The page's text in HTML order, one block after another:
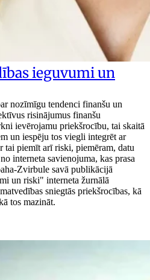
ieguvumi un
nozīmīgu tendenci finanšu un
risinājumus finanšu
ievērojamu priekšrocību, tai skaitā
un iespēju tos viegli integrēt ar
tai piemīt arī riski, piemēram, datu
interneta savienojuma, kas prasa
Zvirbule savā publikācijā
un riski" interneta žurnālā
sniegtās priekšrocības, kā
tos mazināt.